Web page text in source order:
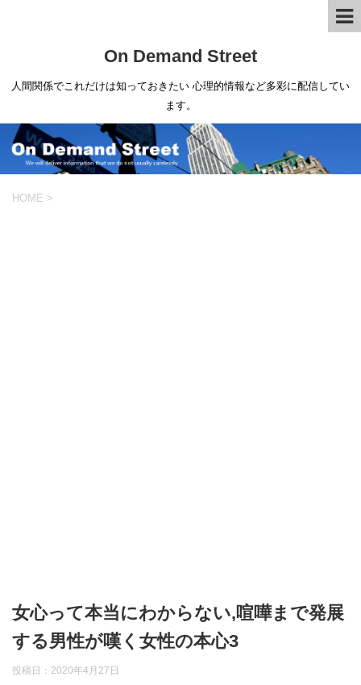
On Demand Street
人間関係でこれだけは知っておきたい 心理的情報など多彩に配信してい
ます。
HOME >
女心って本当にわからない,喧嘩まで発展
する男性が嘆く女性の本心3
投稿日： 2020年4月27日